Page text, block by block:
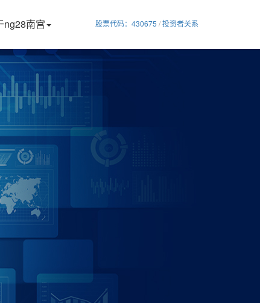
ng28南宫 股票代码：430675 /投资者关系